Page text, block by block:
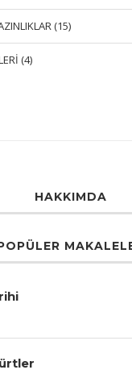
(15)
(4)
HAKKIMDA